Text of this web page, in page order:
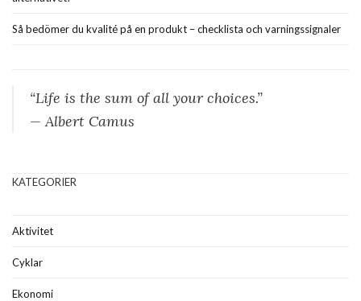
Så bedömer du kvalité på en produkt – checklista och varningssignaler
“Life is the sum of all your choices.”
— Albert Camus
KATEGORIER
Aktivitet
Cyklar
Ekonomi